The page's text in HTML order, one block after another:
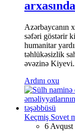
Azərbaycanın
səfəri göstərir
humanitar
təhlükəsizlik
əvəzinə
Ardını oxu
Keçmiş Sovet
6 Avqust